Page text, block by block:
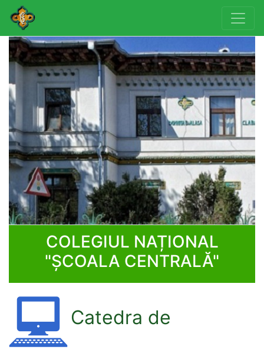
COLEGIUL NAȚIONAL
"ȘCOALA CENTRALĂ"
Catedra de